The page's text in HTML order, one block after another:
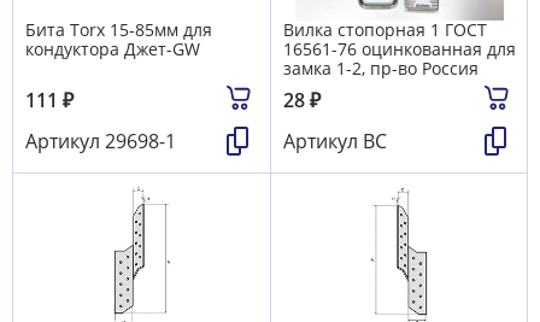
Бита Torx 15-85мм для
кондуктора Джет-GW
111 ₽
Артикул 29698-1
Вилка стопорная 1 ГОСТ
16561-76 оцинкованная для
замка 1-2, пр-во Россия
28₽
Артикул ВС